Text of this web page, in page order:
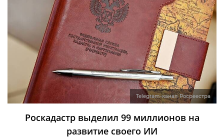
Telegram-канал Росреестра
Роскадастр выделил 99 миллионов на
развитие своего ИИ